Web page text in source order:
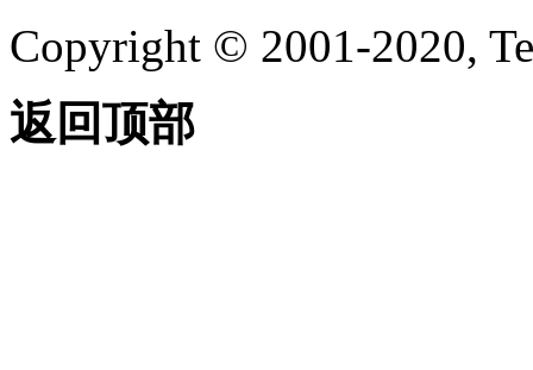
Copyright © 2001-2020,
返回顶部